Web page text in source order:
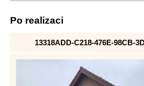
Po realizaci
13318ADD-C218-476E-98CB-